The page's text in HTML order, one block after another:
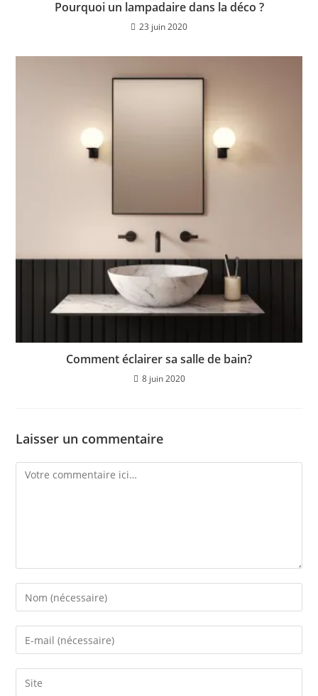
Pourquoi un lampadaire dans la déco ?
23 juin 2020
Comment éclairer sa salle de bain?
8 juin 2020
Laisser un commentaire